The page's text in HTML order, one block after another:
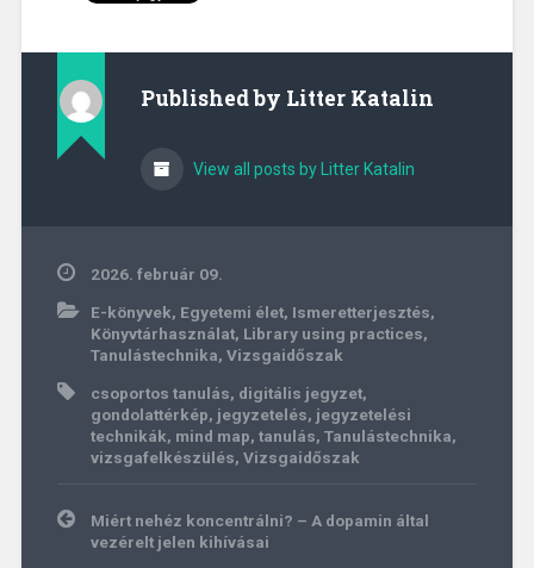
Published by Litter Katalin
View all posts by Litter Katalin
2026. február 09.
E-könyvek, Egyetemi élet, Ismeretterjesztés,
Könyvtárhasználat, Library using practices,
Tanulástechnika, Vizsgaidőszak
csoportos tanulás, digitális jegyzet,
gondolattérkép, jegyzetelés, jegyzetelési
technikák, mind map, tanulás, Tanulástechnika,
vizsgafelkészülés, Vizsgaidőszak
Bejegyzés
navigáció
Miért nehéz koncentrálni? – A dopamin által
vezérelt jelen kihívásai